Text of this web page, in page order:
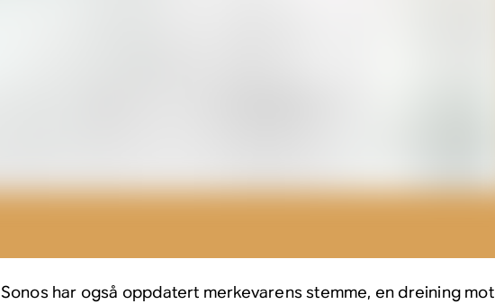
Sonos har også oppdatert merkevarens stemme, en dreining mot